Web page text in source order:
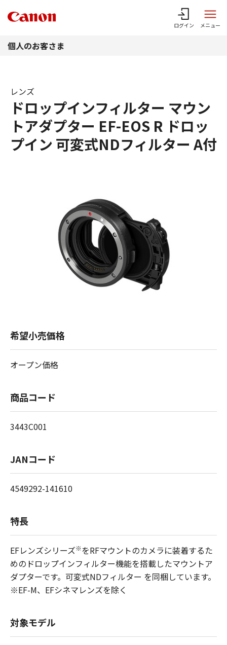
ログイン メニュー
個人のお客さま
ドロップインフィルター マウン
トアダプター EF-EOS R ドロッ
プイン 可変式NDフィルター A付
レンズ
希望小売価格
オープン価格
商品コード
3443C001
JANコード
4549292-141610
特長
EFレンズシリーズ※をRFマウントのカメラに装着するた
めのドロップインフィルター機能を搭載したマウントア
ダプターです。可変式NDフィルター を同梱しています。
※EF-M、EFシネマレンズを除く
対象モデル